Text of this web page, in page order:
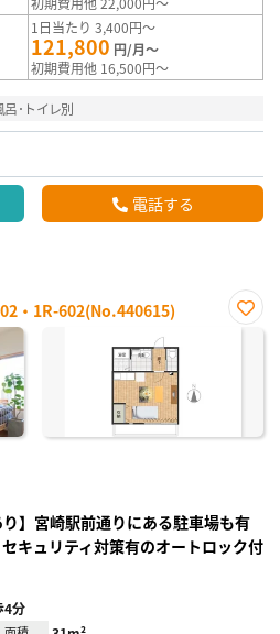
1日当たり 3,400円～
121,800 円/月～
初期費用他 16,500円～
呂･トイレ別
電話する
・1R-602(No.440615)
お気
り】宮崎駅前通りにある駐車場も有
キュリティ対策有のオートロック付
4分